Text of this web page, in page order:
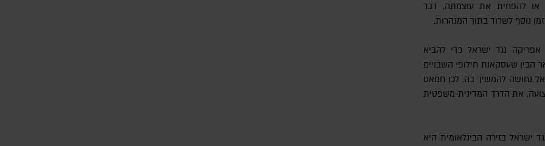
או להפחית את עוצמתה, דבר
נוסף לשרוד בתוך המנהרות.
נגד ישראל כדי להביא
הבין שעסקאות חילופי השבויים
נחושה להמשיך בה. לכן חמאס
את הדרך המדינית-משפטית